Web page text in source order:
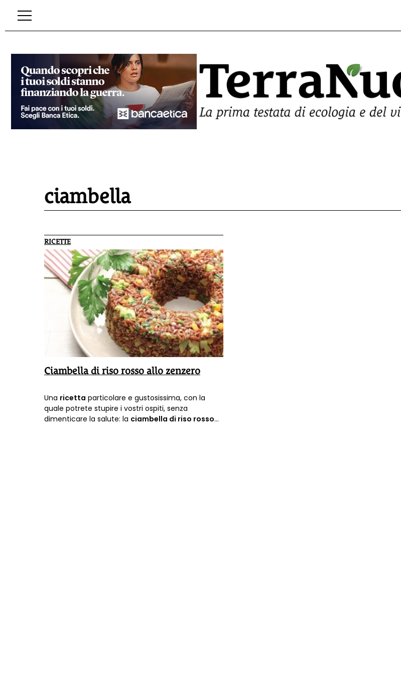
ciambella
RICETTE
Ciambella di riso rosso allo zenzero
Una ricetta particolare e gustosissima, con la
quale potrete stupire i vostri ospiti, senza
dimenticare la salute: la ciambella di riso rosso